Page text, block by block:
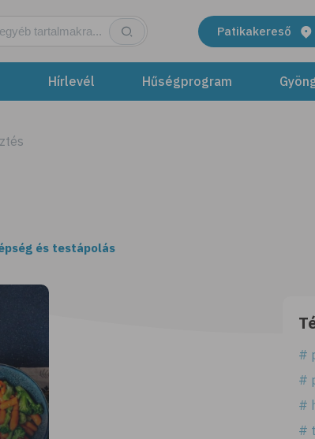
Patikakereső
Hírlevél Hűségprogram
és testápolás
#
#
#
#